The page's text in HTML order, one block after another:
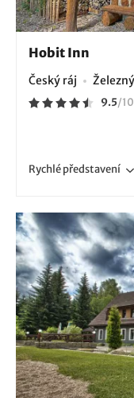
Hobit Inn
Český ráj
9.5/10
Rychlépředstavení